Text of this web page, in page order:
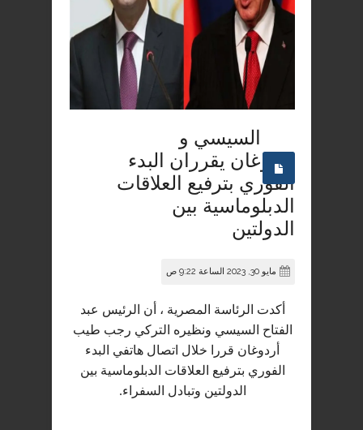
السيسي و
اردوغان يقرران البدء
الفوري بترفيع العلاقات
الدبلوماسية بين
الدولتين
مايو 30, 2023 الساعة 9:22 ص
أكدت الرئاسة المصرية ، أن الرئيس عبد
الفتاح السيسي ونظيره التركي رجب طيب
أردوغان قررا خلال اتصال هاتفي البدء
الفوري بترفيع العلاقات الدبلوماسية بين
الدولتين وتبادل السفراء.